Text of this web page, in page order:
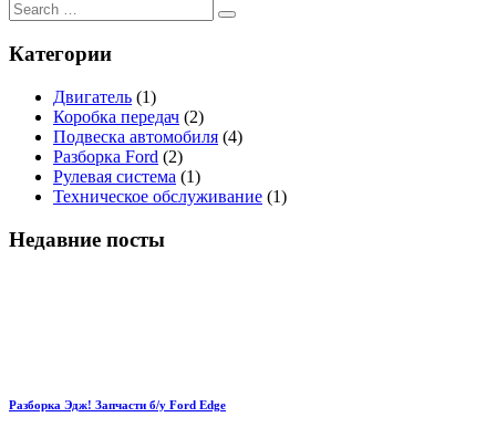
Категории
Двигатель (1)
Коробка передач (2)
Подвеска автомобиля (4)
Разборка Ford (2)
Рулевая система (1)
Техническое обслуживание (1)
Недавние посты
Разборка Эдж! Запчасти б/у Ford Edge